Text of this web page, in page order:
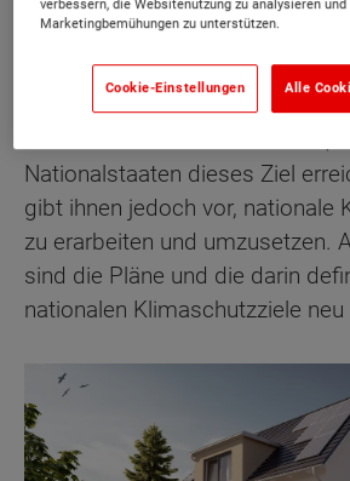
der Erde zu erreichen.
Das nennt sich "Treibhausgas-
auch "Netto-Null-Emission".
Nationalstaaten dieses Ziel
gibt ihnen jedoch vor, nationale
zu erarbeiten und umzusetzen.
sind die Pläne und die darin
nationalen Klimaschutzziele neu
verbessern, die Websitenutzung zu analysieren und
Marketingbemühungen zu unterstützen.
Cookie-Einstellungen Alle